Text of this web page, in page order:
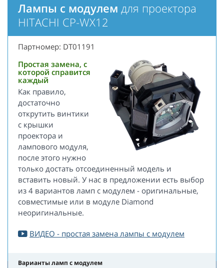
Лампы с модулем для проектора
HITACHI CP-WX12
Партномер: DT01191
Простая замена, с
которой справится
каждый
Как правило,
достаточно
открутить винтики
с крышки
проектора и
лампового модуля,
после этого нужно
только достать отсоединенный модель и
вставить новый. У нас в предложении есть выбор
из 4 вариантов ламп с модулем - оригинальные,
совместимые или в модуле Diamond
неоригинальные.
ВИДЕО - простая замена лампы с модулем
Варианты ламп с модулем